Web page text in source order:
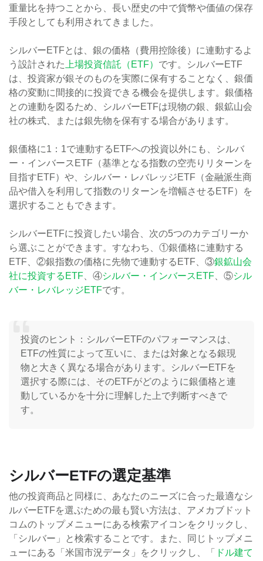
重量比を持つことから、長い歴史の中で貨幣や価値の保存
手段としても利用されてきました。
シルバーETFとは、銀の価格（費用控除後）に連動するよ
う設計された 上場投資信託（ETF） です。シルバーETF
は、投資家が銀そのものを実際に保有することなく、銀価
格の変動に間接的に投資できる機会を提供します。銀価格
との連動を図るため、シルバーETFは現物の銀、銀鉱山会
社の株式、または銀先物を保有する場合があります。
銀価格に1：1で連動するETFへの投資以外にも、シルバ
ー・インバースETF（基準となる指数の空売りリターンを
目指すETF）や、シルバー・レバレッジETF（金融派生商
品や借入を利用して指数のリターンを増幅させるETF）を
選択することもできます。
シルバーETFに投資したい場合、次の5つのカテゴリーか
ら選ぶことができます。すなわち、①銀価格に連動する
ETF、②銀指数の価格に先物で連動するETF、③銀鉱山会
社に投資するETF 、④シルバー・インバースETF 、⑤シル
バー・レバレッジETFです。
投資のヒント：シルバーETFのパフォーマンスは、
ETFの性質によって互いに、または対象となる銀現
物と大きく異なる場合があります。シルバーETFを
選択する際には、そのETFがどのように銀価格と連
動しているかを十分に理解した上で判断すべきで
す。
シルバーETFの選定基準
他の投資商品と同様に、あなたのニーズに合った最適なシ
ルバーETFを選ぶための最も賢い方法は、アメカブドット
コムのトップメニューにある検索アイコンをクリックし、
「シルバー」と検索することです。また、同じトップメニ
ューにある「米国市況データ」をクリックし、「
ドル建て